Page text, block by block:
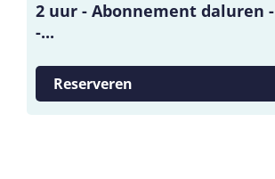
2 uur - Abonnement daluren - 26 weken
-...
Reserveren